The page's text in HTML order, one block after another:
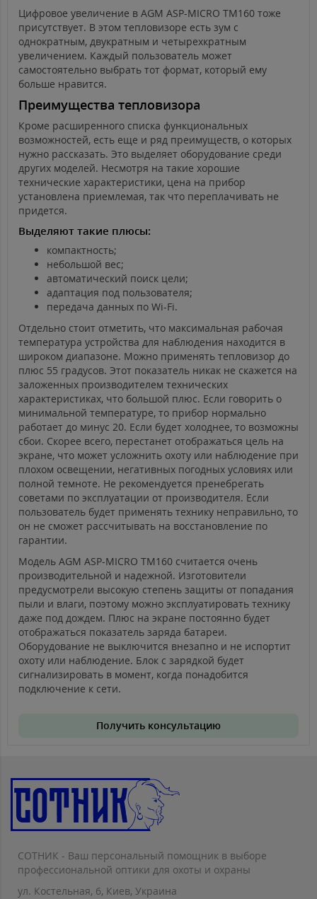
Цифровое увеличение в AGM ASP-MICRO TM160 тоже
присутствует. В этом тепловизоре есть зум с
однократным, двукратным и четырехкратным
увеличением. Каждый пользователь может
самостоятельно выбрать тот формат, который ему
больше нравится.
Преимущества тепловизора
Кроме расширенного списка функциональных
возможностей, есть еще и ряд преимуществ, о которых
нужно рассказать. Это выделяет оборудование среди
других моделей. Несмотря на такие хорошие
технические характеристики, цена на прибор
установлена приемлемая, так что переплачивать не
придется.
Выделяют такие плюсы:
компактность;
небольшой вес;
автоматический поиск цели;
адаптация под пользователя;
передача данных по Wi-Fi.
Отдельно стоит отметить, что максимальная рабочая
температура устройства для наблюдения находится в
широком диапазоне. Можно применять тепловизор до
плюс 55 градусов. Этот показатель никак не скажется на
заложенных производителем технических
характеристиках, что большой плюс. Если говорить о
минимальной температуре, то прибор нормально
работает до минус 20. Если будет холоднее, то возможны
сбои. Скорее всего, перестанет отображаться цель на
экране, что может усложнить охоту или наблюдение при
плохом освещении, негативных погодных условиях или
полной темноте. Не рекомендуется пренебрегать
советами по эксплуатации от производителя. Если
пользователь будет применять технику неправильно, то
он не сможет рассчитывать на восстановление по
гарантии.
Модель AGM ASP-MICRO TM160 считается очень
производительной и надежной. Изготовители
предусмотрели высокую степень защиты от попадания
пыли и влаги, поэтому можно эксплуатировать технику
даже под дождем. Плюс на экране постоянно будет
отображаться показатель заряда батареи.
Оборудование не выключится внезапно и не испортит
охоту или наблюдение. Блок с зарядкой будет
сигнализировать в момент, когда понадобится
подключение к сети.
Получить консультацию
СОТНИК - Ваш персональный помощник в выборе
профессиональной оптики для охоты и охраны
ул. Костельная, 6, Киев, Украина